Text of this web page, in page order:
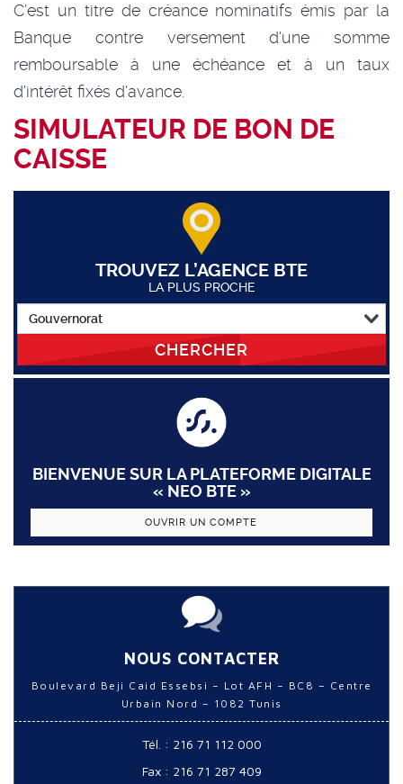
C’est un titre de créance nominatifs émis par la
Banque contre versement d'une somme
remboursable à une échéance et à un taux
d'intérêt fixés d'avance.
SIMULATEUR DE BON DE
CAISSE
TROUVEZ L’AGENCE BTE
LA PLUS PROCHE
CHERCHER
BIENVENUE SUR LA PLATEFORME DIGITALE
« NEO BTE »
OUVRIR UN COMPTE
NOUS CONTACTER
Boulevard Beji Caid Essebsi – Lot AFH – BC8 – Centre
Urbain Nord – 1082 Tunis
Tél. : 216 71 112 000
Fax : 216 71 287 409